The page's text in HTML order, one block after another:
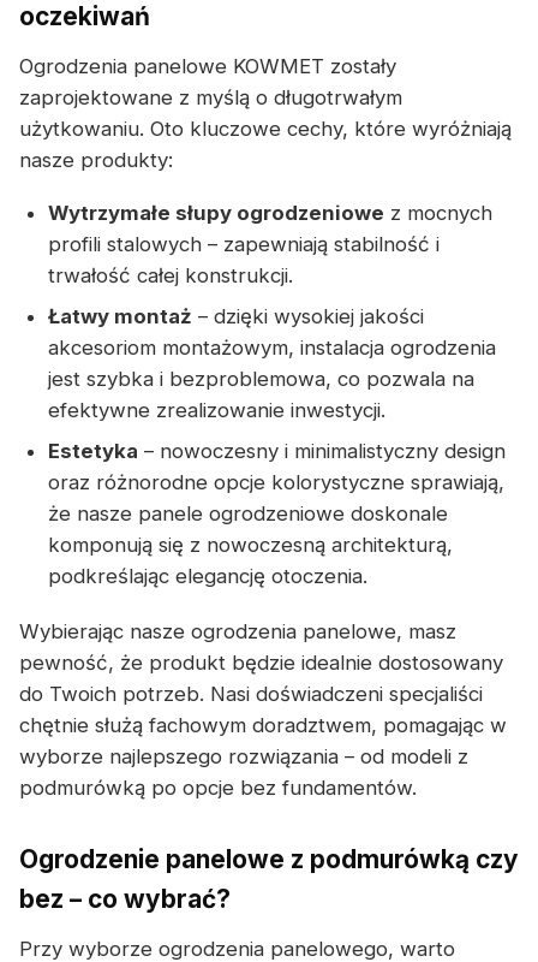
oczekiwań
Ogrodzenia panelowe KOWMET zostały
zaprojektowane z myślą o długotrwałym
użytkowaniu. Oto kluczowe cechy, które wyróżniają
nasze produkty:
Wytrzymałe słupy ogrodzeniowe z mocnych
profili stalowych – zapewniają stabilność i
trwałość całej konstrukcji.
Łatwy montaż – dzięki wysokiej jakości
akcesoriom montażowym, instalacja ogrodzenia
jest szybka i bezproblemowa, co pozwala na
efektywne zrealizowanie inwestycji.
Estetyka – nowoczesny i minimalistyczny design
oraz różnorodne opcje kolorystyczne sprawiają,
że nasze panele ogrodzeniowe doskonale
komponują się z nowoczesną architekturą,
podkreślając elegancję otoczenia.
Wybierając nasze ogrodzenia panelowe, masz
pewność, że produkt będzie idealnie dostosowany
do Twoich potrzeb. Nasi doświadczeni specjaliści
chętnie służą fachowym doradztwem, pomagając w
wyborze najlepszego rozwiązania – od modeli z
podmurówką po opcje bez fundamentów.
Ogrodzenie panelowe z podmurówką czy
bez – co wybrać?
Przy wyborze ogrodzenia panelowego, warto